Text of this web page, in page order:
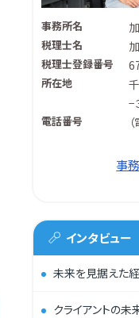
事務所名
税理士名
税理士登録番号
所在地
−
電話番号 （
事
インタビュー
未来を見据えた
クライアントの未